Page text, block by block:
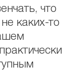
что
каких-то